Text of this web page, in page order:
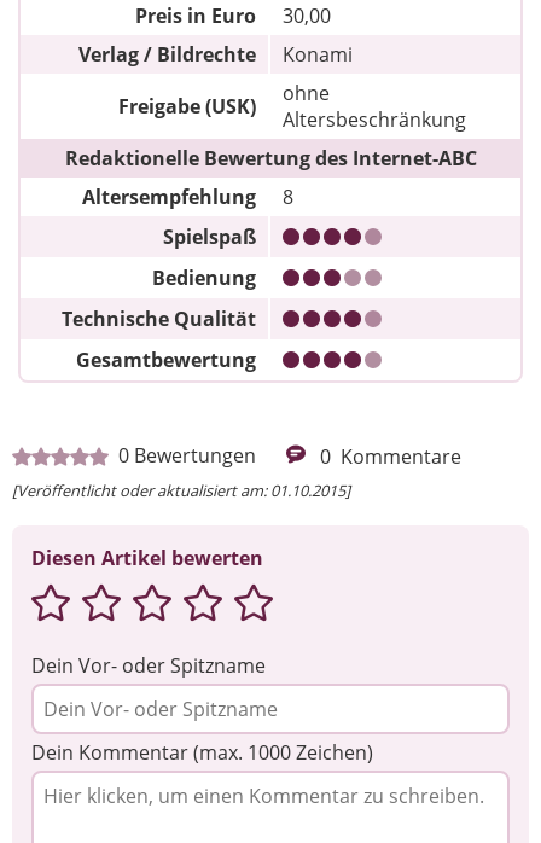
Preis in Euro
30,00
Verlag / Bildrechte
Konami
Freigabe (USK)
ohne
Altersbeschränkung
Redaktionelle Bewertung des Internet-ABC
Altersempfehlung
8
Spielspaß
Bedienung
Technische Qualität
Gesamtbewertung
0 Bewertungen 0 Kommentare
[Veröffentlicht oder aktualisiert am: 01.10.2015]
Diesen Artikel bewerten
Dein Vor- oder Spitzname
Dein Kommentar (max. 1000 Zeichen)